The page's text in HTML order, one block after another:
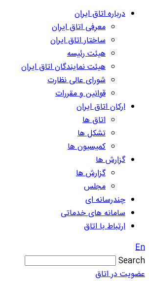
درباره اتاق ایران
معرفی اتاق ایران
ساختار اتاق ایران
هیئت رئیسه
هیئت نمایندگان اتاق ایران
شورای عالی نظارت
قوانین و مقررات
ارکان اتاق ایران
اتاق ها
تشکل ها
کمیسیون ها
گزارش ها
گزارش ها
مجلس
چندرسانه ای
سامانه های خدماتی
ارتباط با اتاق
En
Search
عضویت در اتاق